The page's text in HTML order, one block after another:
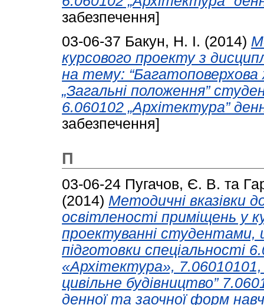
забезпечення]
03-06-37 Бакун, Н. І. (2014)
курсового проекту з
на тему: “Багатоповерхова
„Загальні положення”
6.060102 „Архітектура”
забезпечення]
П
03-06-24 Пугачов, Є. В. та
(2014) Методичні вказівки
освітленості приміщень у
проектуванні
підготовки спеціальності
«Архітектура»,
цивільне будівництво”
денної та заочної форм